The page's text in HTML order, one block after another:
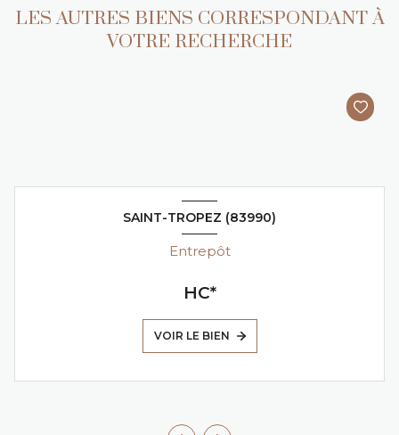
LES AUTRES BIENS CORRESPONDANT À
VOTRE RECHERCHE
SAINT-TROPEZ (83990)
Entrepôt
HC*
VOIR LE BIEN